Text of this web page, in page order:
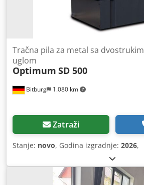
Bitburg 1.080 km
Tračna pila za metal sa dvostrukim
uglom
Optimum SD 500
Zatraži
Stanje: novo, Godina izgradnje: 2026,